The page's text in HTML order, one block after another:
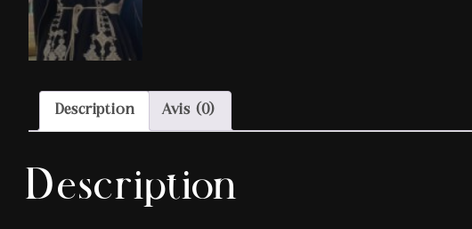
Description Avis (0)
Description